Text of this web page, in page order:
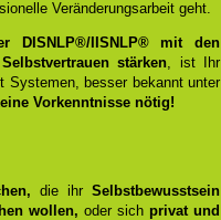
Veränderungsarbeit geht.
DISNLP®/IISNLP® mit den
stärken, ist Ihr
Systemen, besser bekannt unter
Vorkenntnisse nötig!
die ihrSelbstbewusstsein
wollen, oder sichprivat und